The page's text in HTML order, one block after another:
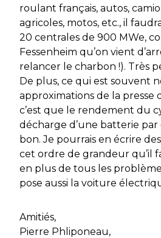
roulant français, autos,
agricoles, motos, etc., il
20 centrales de 900 MWe,
Fessenheim qu’on vient
relancer le charbon !). Très
De plus, ce qui est souvent
approximations de la presse
c’est que le rendement du
décharge d’une batterie par
bon. Je pourrais en écrire des
cet ordre de grandeur qu’il
en plus de tous les
pose aussi la voiture
Amitiés,
Pierre Phliponeau,